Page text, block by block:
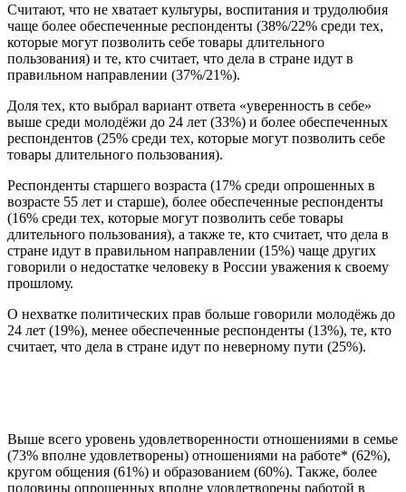
Считают, что не хватает культуры, воспитания и трудолюбия
чаще более обеспеченные респонденты (38%/22% среди тех,
которые могут позволить себе товары длительного
пользования) и те, кто считает, что дела в стране идут в
правильном направлении (37%/21%).
Доля тех, кто выбрал вариант ответа «уверенность в себе»
выше среди молодёжи до 24 лет (33%) и более обеспеченных
респондентов (25% среди тех, которые могут позволить себе
товары длительного пользования).
Респонденты старшего возраста (17% среди опрошенных в
возрасте 55 лет и старше), более обеспеченные респонденты
(16% среди тех, которые могут позволить себе товары
длительного пользования), а также те, кто считает, что дела в
стране идут в правильном направлении (15%) чаще других
говорили о недостатке человеку в России уважения к своему
прошлому.
О нехватке политических прав больше говорили молодёжь до
24 лет (19%), менее обеспеченные респонденты (13%), те, кто
считает, что дела в стране идут по неверному пути (25%).
Выше всего уровень удовлетворенности отношениями в семье
(73% вполне удовлетворены) отношениями на работе* (62%),
кругом общения (61%) и образованием (60%). Также, более
половины опрошенных вполне удовлетворены работой в